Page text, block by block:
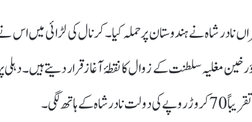
1739ء میں ایران کے حکمراں نادر شاہ نے ہندوستان پر حملہ کیا۔ کرنال کی لڑائی میں
مغلیہ سلطنت کے زوال کا نقطۂ آغاز قرار دیتے ہیں۔ دہلی
لگی۔